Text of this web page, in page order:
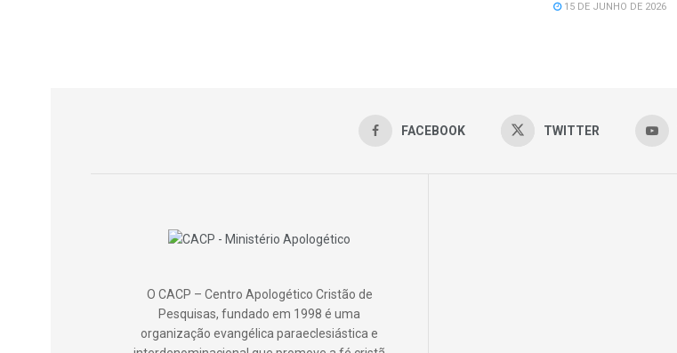
15 DE JUNHO DE 2026
FACEBOOK TWITTER
O CACP – Centro Apologético Cristão de
Pesquisas, fundado em 1998 é uma
organização evangélica paraeclesiástica e